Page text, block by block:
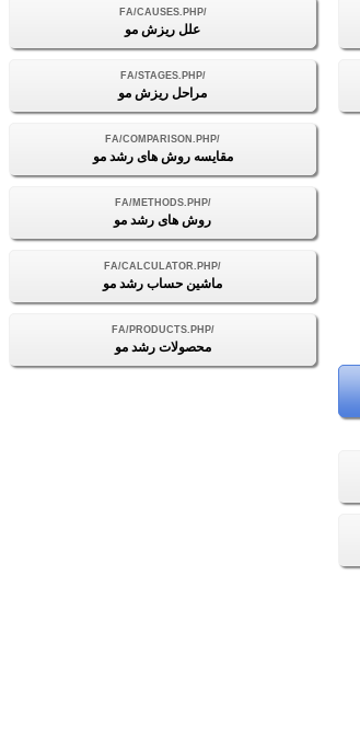
علل ریزش مو
مراحل ریزش مو
مقایسه روش های رشد مو
روش های رشد مو
ماشین حساب رشد مو
محصولات رشد مو